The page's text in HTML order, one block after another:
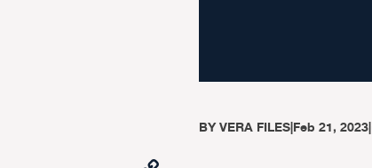
BYVERA FILES|Feb 21, 2023|